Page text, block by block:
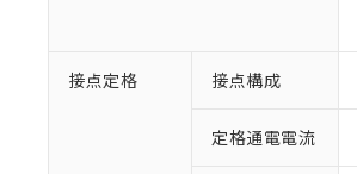
接点定格 接点構成
定格通電電流